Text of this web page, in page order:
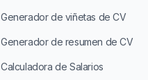
Generador de viñetas de CV
Generador de resumen de CV
Calculadora de Salarios